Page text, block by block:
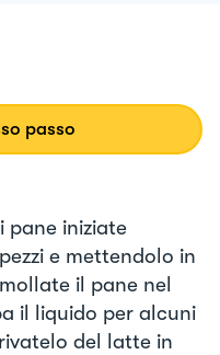
passo
pane iniziate
e mettendolo in
il pane nel
il liquido per alcuni
del latte in